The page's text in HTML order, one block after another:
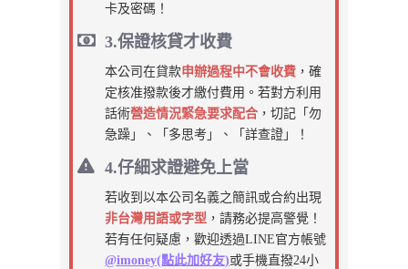
卡及密碼！
3.保證核貸才收費
本公司在貸款申辦過程中不會收費 ，確
定核准撥款後才繳付費用。若對方利用
話術營造情況緊急要求配合 ，切記「勿
急躁」、「多思考」、「詳查證」！
4.仔細求證避免上當
若收到以本公司名義之簡訊或合約出現
非台灣用語或字型 ，請務必提高警覺！
若有任何疑慮，歡迎透過LINE官方帳號
@imoney(點此加好友)或手機直撥24小